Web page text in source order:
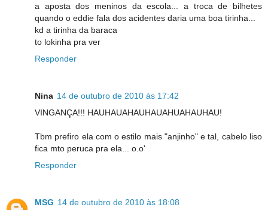
a aposta dos meninos da escola... a troca de bilhetes
quando o eddie fala dos acidentes daria uma boa tirinha...
kd a tirinha da baraca
to lokinha pra ver
Responder
Nina 14 de outubro de 2010 às 17:42
VINGANÇA!!! HAUHAUAHAUHAUAHUAHAUHAU!
Tbm prefiro ela com o estilo mais "anjinho" e tal, cabelo liso
fica mto peruca pra ela... o.o'
Responder
MSG 14 de outubro de 2010 às 18:08